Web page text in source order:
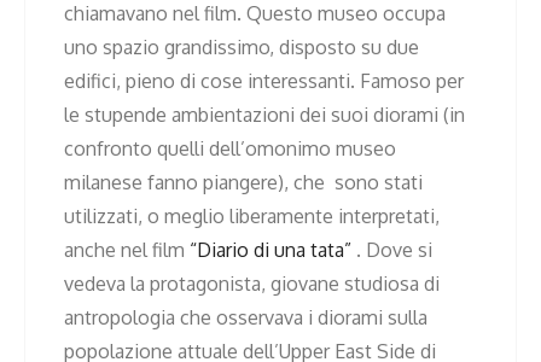
chiamavano nel film. Questo museo occupa
uno spazio grandissimo, disposto su due
edifici, pieno di cose interessanti. Famoso per
le stupende ambientazioni dei suoi diorami (in
confronto quelli dell’omonimo museo
milanese fanno piangere), che sono stati
utilizzati, o meglio liberamente interpretati,
anche nel film “Diario di una tata” . Dove si
vedeva la protagonista, giovane studiosa di
antropologia che osservava i diorami sulla
popolazione attuale dell’Upper East Side di